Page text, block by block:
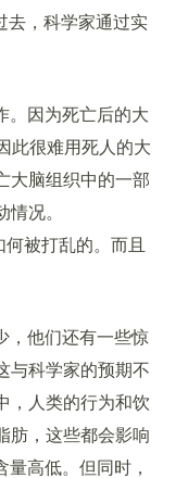
去，科学家通过实
因为死亡后的大
此很难用死人的大
大脑组织中的一部
况。
被打乱的。而且
他们还有一些惊
与科学家的预期不
，人类的行为和饮
肪，这些都会影响
高低。但同时，